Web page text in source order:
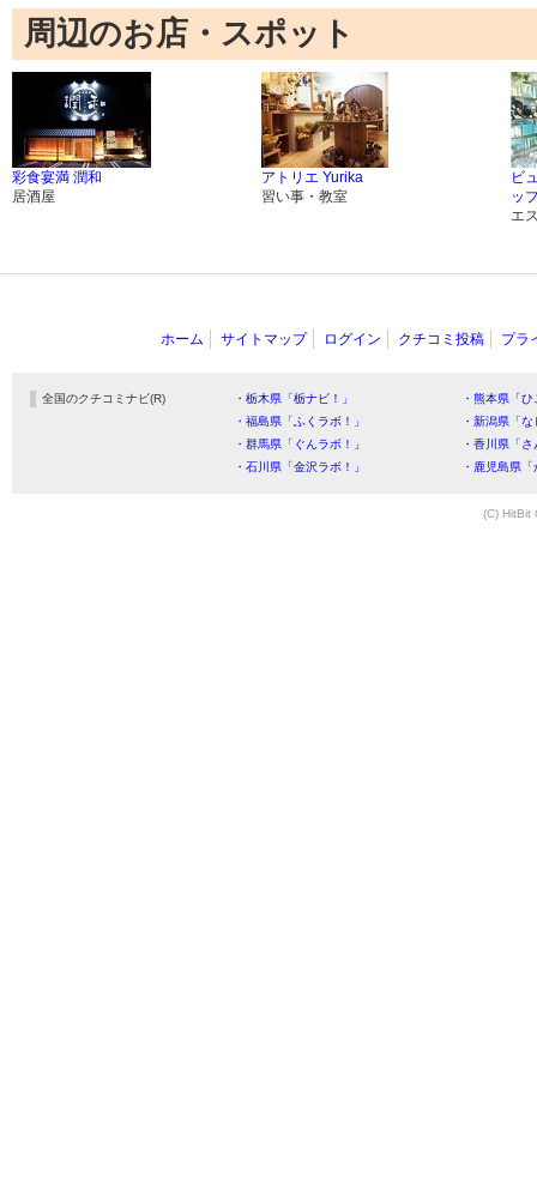
周辺のお店・スポット
彩食宴満 潤和
居酒屋
アトリエ Yurika
習い事・教室
ビ
ッ
エ
ホーム サイトマップ ログイン クチコミ投稿 プラ
全国のクチコミナビ(R) ・栃木県「栃ナビ！」
・熊本県「
・福島県「ふくラボ！」
・新潟県「
・群馬県「ぐんラボ！」
・香川県「
・石川県「金沢ラボ！」
・鹿児島県
(C) HitBit